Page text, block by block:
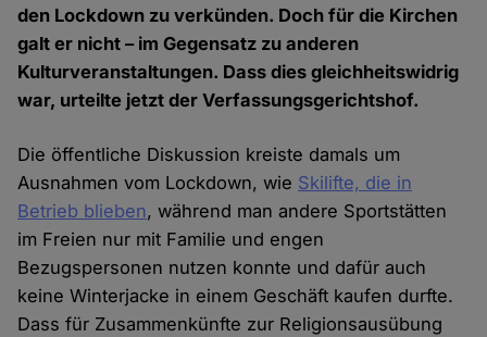
den Lockdown zu verkünden. Doch für die Kirchen
galt er nicht – im Gegensatz zu anderen
Kulturveranstaltungen. Dass dies gleichheitswidrig
war, urteilte jetzt der Verfassungsgerichtshof.
Die öffentliche Diskussion kreiste damals um
Ausnahmen vom Lockdown, wie Skilifte, die in
Betrieb blieben, während man andere Sportstätten
im Freien nur mit Familie und engen
Bezugspersonen nutzen konnte und dafür auch
keine Winterjacke in einem Geschäft kaufen durfte.
Dass für Zusammenkünfte zur Religionsausübung